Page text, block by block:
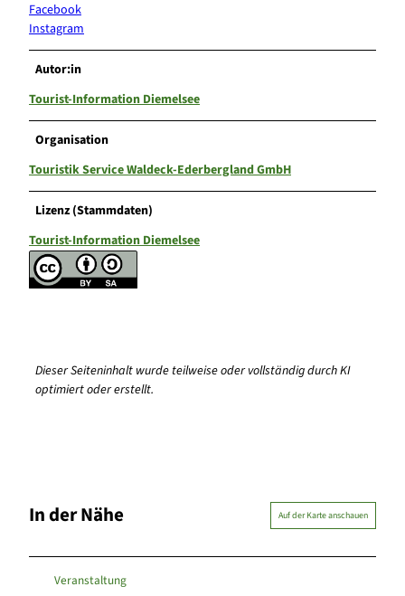
Facebook
Instagram
Autor:in
Tourist-Information Diemelsee
Organisation
Touristik Service Waldeck-Ederbergland GmbH
Lizenz (Stammdaten)
Tourist-Information Diemelsee
Dieser Seiteninhalt wurde teilweise oder vollständig durch KI
optimiert oder erstellt.
In der Nähe Auf der Karte anschauen
Veranstaltung